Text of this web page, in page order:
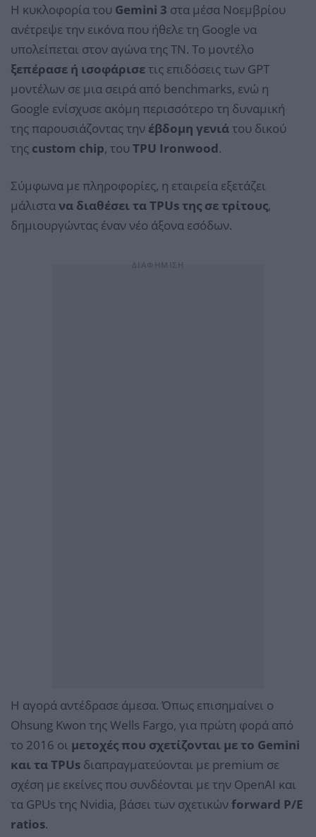
Η κυκλοφορία του Gemini 3 στα μέσα Νοεμβρίου
ανέτρεψε την εικόνα που ήθελε τη Google να
υπολείπεται στον αγώνα της ΤΝ. Το μοντέλο
ξεπέρασε ή ισοφάρισετις επιδόσεις των GPT
μοντέλων σε μια σειρά από benchmarks, ενώ η
Google ενίσχυσε ακόμη περισσότερο τη δυναμική
της παρουσιάζοντας την έβδομη γενιάτου δικού
της custom chip, του TPU Ironwood.
Σύμφωνα με πληροφορίες, η εταιρεία εξετάζει
μάλιστανα διαθέσει τα TPUs της σε τρίτους,
δημιουργώντας έναν νέο άξονα εσόδων.
Η αγορά αντέδρασε άμεσα. Όπως επισημαίνει ο
Ohsung Kwon της Wells Fargo, για πρώτη φορά από
το 2016 οι μετοχές που σχετίζονται με το Gemini
και τα TPUs διαπραγματεύονται με premium σε
σχέση με εκείνες που συνδέονται με την OpenAI και
τα GPUs της Nvidia, βάσει των σχετικώνforward P/E
ratios.